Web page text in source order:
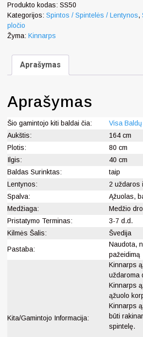
Produkto kodas: SS50
Kategorijos: Spintos / Spintelės / Lentynos,
pločio
Žyma: Kinnarps
Aprašymas
Aprašymas
Šio gamintojo kiti baldai čia:
Visa
Aukštis:
164 cm
Plotis:
80 cm
Ilgis:
40 cm
Baldas Surinktas:
taip
Lentynos:
2 uždaros
Spalva:
Ąžuolas,
Medžiaga:
Medžio
Pristatymo Terminas:
3-7 d.d.
Kilmės Šalis:
Švedija
Pastaba:
Naudota,
pažeidimą
Kita/Gamintojo Informacija:
Kinnarps
uždaroma
Kinnarps
ąžuolo
Kinnarps
būti
spintelę.